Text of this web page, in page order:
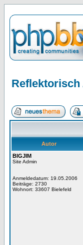
Reflektorisch
Autor
BIGJIM
Site Admin
Anmeldedatum: 19.05.2006
Beiträge: 2730
Wohnort: 33607 Bielefeld